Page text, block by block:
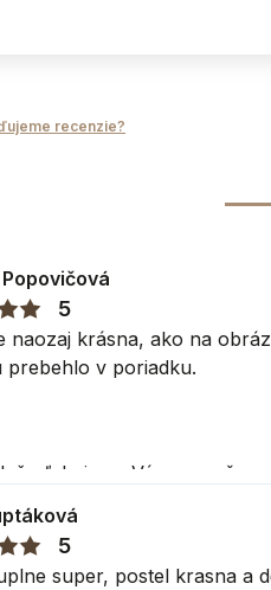
priestoru
z rovnakej kolekcie
v rozmeroch
recenzie?
ďakujeme Vám za vašu
na Váš nákup! Prajeme
5
naozaj krásna, ako na
prebehlo v poriadku.
5
super, postel krasna a